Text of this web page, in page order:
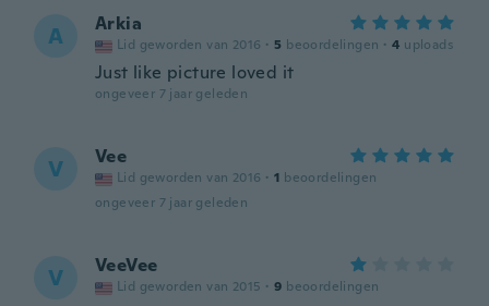
A Arkia
Lid geworden van 2016 · 5 beoordelingen · 4 uploads
Just like picture loved it
ongeveer 7 jaar geleden
V Vee
Lid geworden van 2016 · 1 beoordelingen
ongeveer 7 jaar geleden
V VeeVee
Lid geworden van 2015 · 9 beoordelingen